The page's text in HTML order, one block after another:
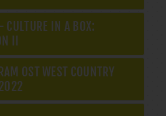
CULTURE IN A BOX:
II
OST WEST COUNTRY